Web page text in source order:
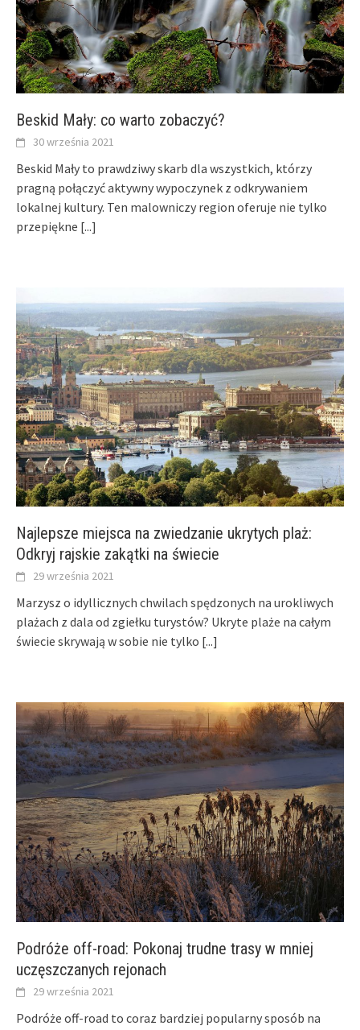
Beskid Mały: co warto zobaczyć?
30 września 2021
Beskid Mały to prawdziwy skarb dla wszystkich, którzy
pragną połączyć aktywny wypoczynek z odkrywaniem
lokalnej kultury. Ten malowniczy region oferuje nie tylko
przepiękne [...]
Najlepsze miejsca na zwiedzanie ukrytych plaż:
Odkryj rajskie zakątki na świecie
29 września 2021
Marzysz o idyllicznych chwilach spędzonych na urokliwych
plażach z dala od zgiełku turystów? Ukryte plaże na całym
świecie skrywają w sobie nie tylko [...]
Podróże off-road: Pokonaj trudne trasy w mniej
uczęszczanych rejonach
29 września 2021
Podróże off-road to coraz bardziej popularny sposób na